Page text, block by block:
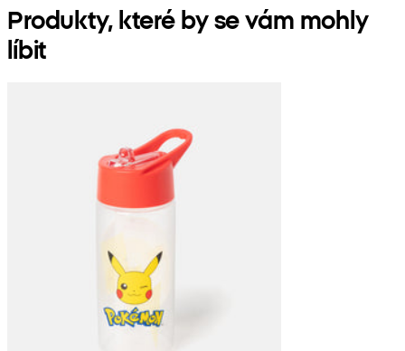
Produkty, které by se vám mohly
líbit